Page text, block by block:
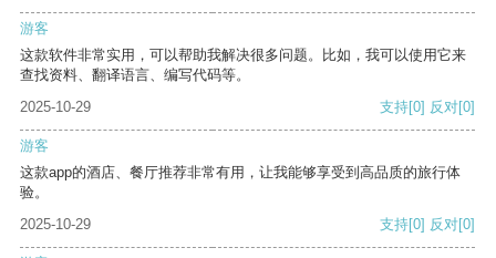
游客
这款软件非常实用，可以帮助我解决很多问题。比如，我可以使用它来
查找资料、翻译语言、编写代码等。
2025-10-29
支持[0] 反对[0]
游客
这款app的酒店、餐厅推荐非常有用，让我能够享受到高品质的旅行体
验。
2025-10-29
支持[0] 反对[0]